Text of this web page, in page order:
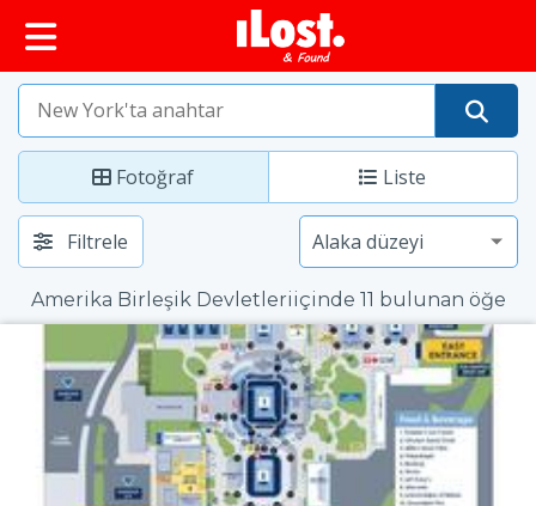
Fotoğraf Liste
Filtrele
Amerika Birleşik Devletleriiçinde 11 bulunan öğe